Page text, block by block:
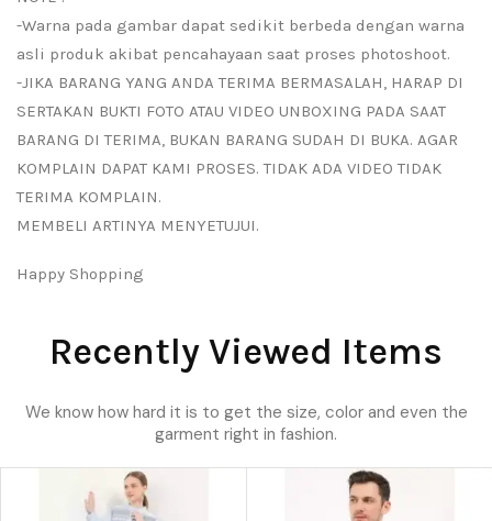
-Warna pada gambar dapat sedikit berbeda dengan warna
asli produk akibat pencahayaan saat proses photoshoot.
-JIKA BARANG YANG ANDA TERIMA BERMASALAH, HARAP DI
SERTAKAN BUKTI FOTO ATAU VIDEO UNBOXING PADA SAAT
BARANG DI TERIMA, BUKAN BARANG SUDAH DI BUKA. AGAR
KOMPLAIN DAPAT KAMI PROSES. TIDAK ADA VIDEO TIDAK
TERIMA KOMPLAIN.
MEMBELI ARTINYA MENYETUJUI.
Happy Shopping
Recently Viewed Items
We know how hard it is to get the size, color and even the
garment right in fashion.